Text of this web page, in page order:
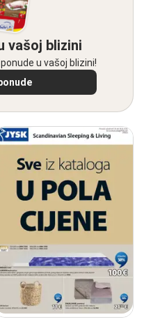
vašoj blizini
u vašoj blizini!